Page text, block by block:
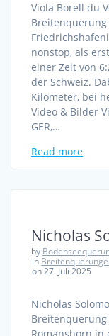
Viola Borell du
Breitenquerung
nonstop, als
einer Zeit von
der Schweiz.
Kilometer, bei
Video & Bilder
GER,…
Read more
Nicholas
by
in
on 27. Juli 2025
Nicholas
Breitenquerung